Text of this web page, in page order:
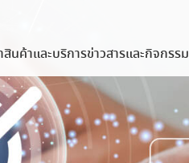
สินค้าและบริการข่าวสารและกิจกรรม